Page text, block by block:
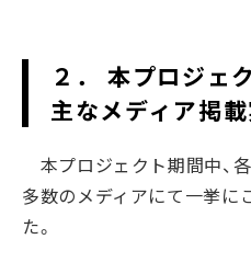
２． 本プロジェ
主なメディア掲
本プロジェクト期間中、
多数のメディアにて一挙に
た。